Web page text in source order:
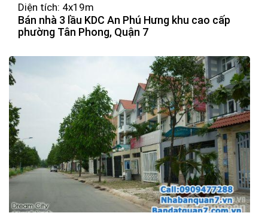
Diện tích: 4x19m
Bán nhà 3 lầu KDC An Phú Hưng khu cao cấp
phường Tân Phong, Quận 7